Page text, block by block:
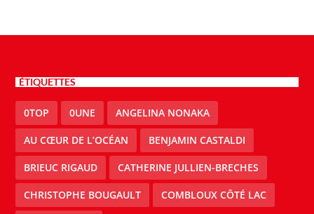
ÉTIQUETTES
0TOP 0UNE ANGELINA NONAKA
AU CŒUR DE L’OCÉAN BENJAMIN CASTALDI
BRIEUC RIGAUD CATHERINE JULLIEN-BRECHES
CHRISTOPHE BOUGAULT COMBLOUX CÔTÉ LAC